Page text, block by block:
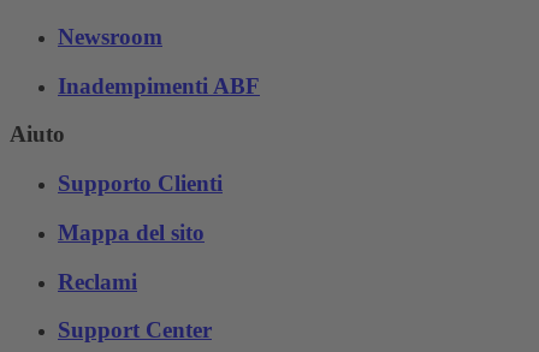
Newsroom
Inadempimenti ABF
Aiuto
Supporto Clienti
Mappa del sito
Reclami
Support Center